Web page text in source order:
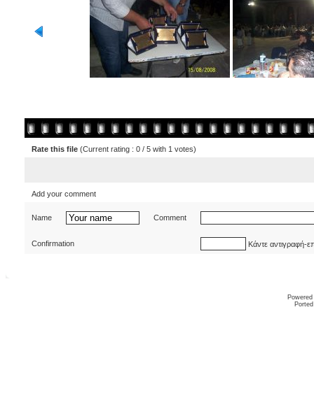
Rate this file (Current rating : 0 / 5 with 1 votes)
Add your comment
Name Comment
Confirmation Κάντε αντιγραφή-